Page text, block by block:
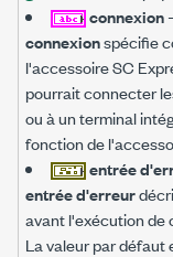
connexion
connexionspécifie
l'accessoire SC
pourrait connecter
ou à un terminal
fonction de
entrée
entrée d'erreur
avant l'exécution de
La valeur par défaut